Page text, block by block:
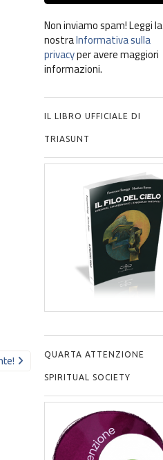
Non inviamo spam! Leggi la
nostraInformativa sulla
privacyper avere maggiori
informazioni.
IL LIBRO UFFICIALE DI
TRIASUNT
QUARTA ATTENZIONE
SPIRITUAL SOCIETY